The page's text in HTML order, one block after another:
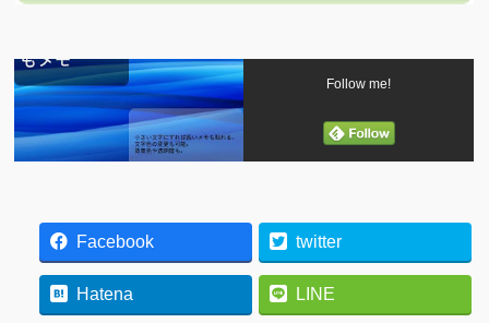
Follow me!
Facebook twitter
Hatena LINE